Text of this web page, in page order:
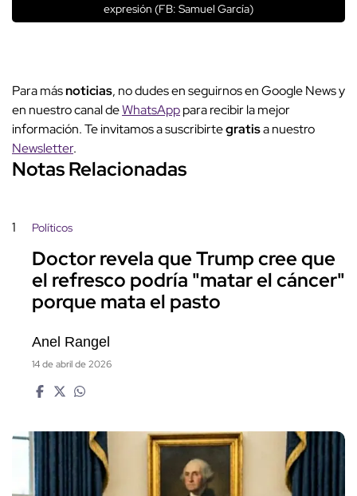
expresión (FB: Samuel García)
Para másnoticias, no dudes en seguirnos en Google News y
en nuestro canal deWhatsApppara recibir la mejor
información. Te invitamos a suscribirtegratisa nuestro
Newsletter.
Notas Relacionadas
1 Políticos
Doctor revela que Trump cree que
el refresco podría "matar el cáncer"
porque mata el pasto
Anel Rangel
14 de abril de 2026